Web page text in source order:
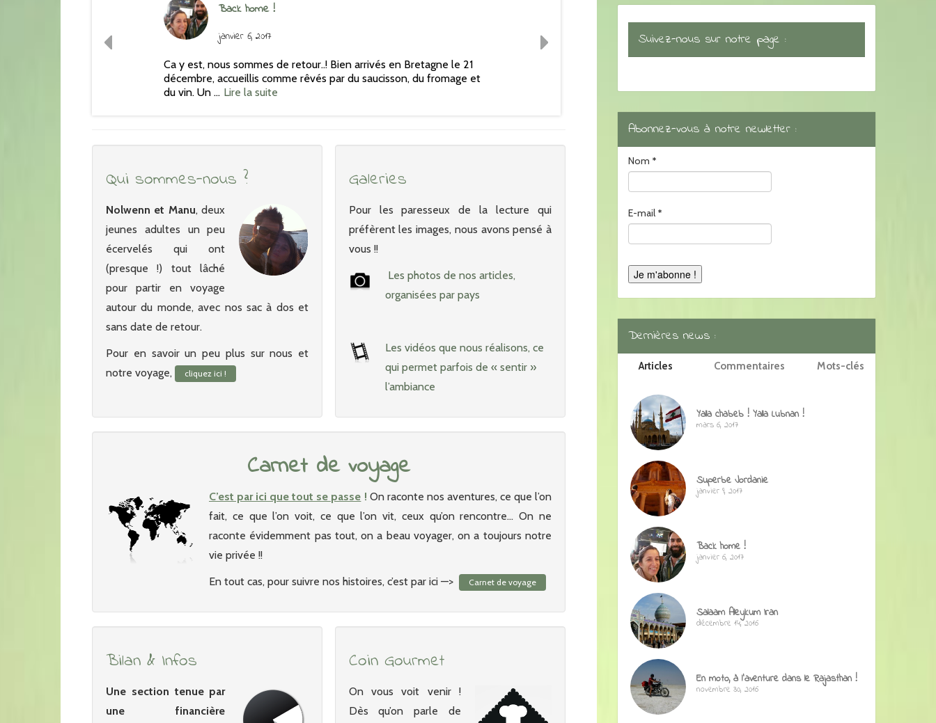
Back home !
janvier 6, 2017
Ca y est, nous sommes de retour..! Bien arrivés en Bretagne le 21
décembre, accueillis comme rêvés par du saucisson, du fromage et
du vin. Un … Lire la suite
Qui sommes-nous ?
Nolwenn et Manu, deux
jeunes adultes un peu
écervelés qui ont
(presque !) tout lâché
pour partir en voyage
autour du monde, avec nos sac à dos et
sans date de retour.
Pour en savoir un peu plus sur nous et
notre voyage,
cliquez ici !
Galeries
Pour les paresseux de la lecture qui
préfèrent les images, nous avons pensé à
vous !!
Les photos de nos articles,
organisées par pays
Les vidéos que nous réalisons, ce
qui permet parfois de « sentir »
l’ambiance
Carnet de voyage
C’est par ici que tout se passe ! On raconte nos aventures, ce que l’on
fait, ce que l’on voit, ce que l’on vit, ceux qu’on rencontre… On ne
raconte évidemment pas tout, on a beau voyager, on a toujours notre
vie privée !!
En tout cas, pour suivre nos histoires, c’est par ici —>
Carnet de voyage
Bilan & Infos
Une section tenue par
une financière
Coin Gourmet
On vous voit venir !
Dès qu’on parle de
Suivez-nous sur notre page :
Abonnez-vous à notre newletter :
Nom *
E-mail *
Dernières news :
Articles Commentaires Mots-clés
Yalla chabeb ! Yalla Lubnan !
mars 6, 2017
Superbe Jordanie
janvier 9, 2017
Back home !
janvier 6, 2017
Salaam Aleykum Iran
décembre 14, 2016
En moto, à l’aventure dans le Rajasthan !
novembre 30, 2016